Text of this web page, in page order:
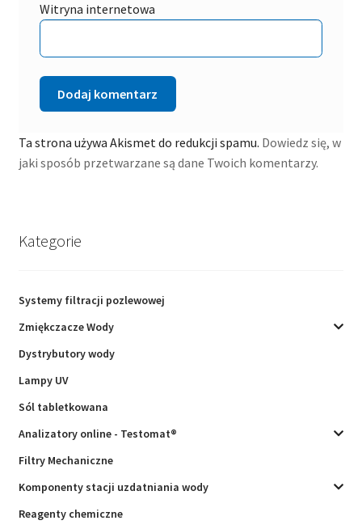
Witryna internetowa
Ta strona używa Akismet do redukcji spamu. Dowiedz się, w
jaki sposób przetwarzane są dane Twoich komentarzy.
Kategorie
Systemy filtracji pozlewowej
Zmiękczacze Wody
Dystrybutory wody
Lampy UV
Sól tabletkowana
Analizatory online - Testomat®
Filtry Mechaniczne
Komponenty stacji uzdatniania wody
Reagenty chemiczne